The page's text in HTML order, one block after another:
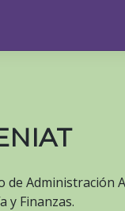
de
y Finanzas.